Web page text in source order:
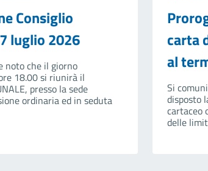
Consiglio
luglio 2026
noto che il giorno
18.00 si riunirà il
presso la sede
ordinaria ed in seduta
carta
al
Si
disposto
cartaceo
delle